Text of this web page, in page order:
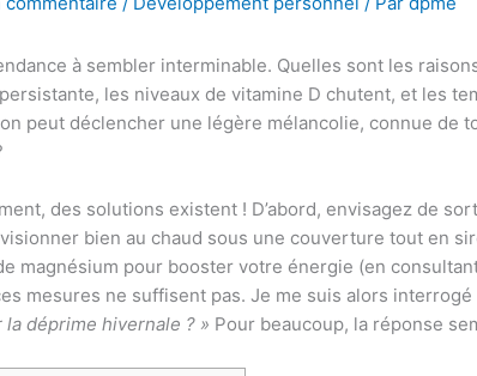
à sembler interminable. Quelles sont les
les niveaux de vitamine D chutent, et les
peut déclencher une légère mélancolie, connue de
des solutions existent ! D’abord, envisagez de
bien au chaud sous une couverture tout en
magnésium pour booster votre énergie (en
mesures ne suffisent pas. Je me suis alors interrogé
déprime hivernale ? » Pour beaucoup, la réponse